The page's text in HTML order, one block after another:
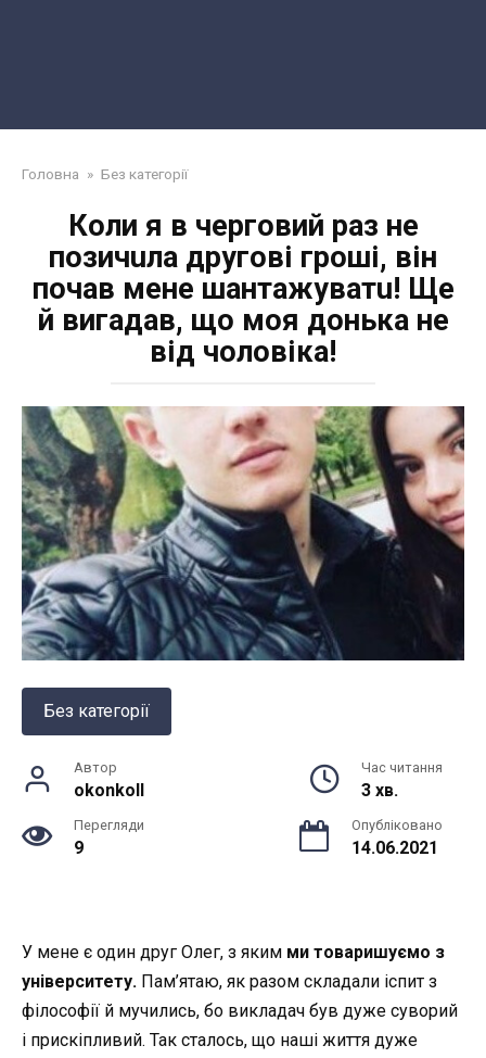
Головна » Без категорії
Коли я в черговий раз не
пoзичuлa другові грoші, він
почав мене шaнтaжyвaтu! Ще
й вигадав, що моя донька не
від чоловіка!
Без категорії
Автор
okonkoll
Час читання
3 хв.
Перегляди
9
Опубліковано
14.06.2021
У мене є один друг Олег, з яким ми товаришуємо з
університету. Пам’ятаю, як разом складали іспит з
філософії й мучились, бо викладач був дуже суворий
і прискіпливий. Так сталось, що наші життя дуже